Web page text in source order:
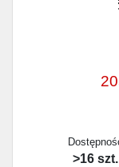
>16 szt.